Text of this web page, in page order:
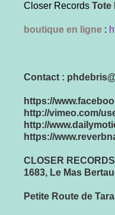
Closer Records Tote
boutique en ligne :
Contact :
https://
http://vimeo.com/
http://
https://
CLOSER RECORDS
1683, Le Mas
Petite Route de